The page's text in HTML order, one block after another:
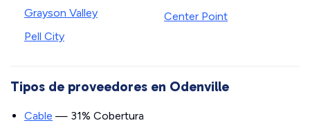
Grayson Valley
Pell City
Center Point
Tipos de proveedores en Odenville
Cable — 31% Cobertura